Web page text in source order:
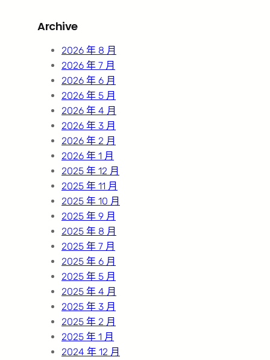
c
Archive
2026 年 8 月
2026 年 7 月
2026 年 6 月
2026 年 5 月
2026 年 4 月
2026 年 3 月
2026 年 2 月
2026 年 1 月
2025 年 12 月
2025 年 11 月
2025 年 10 月
2025 年 9 月
2025 年 8 月
2025 年 7 月
2025 年 6 月
2025 年 5 月
2025 年 4 月
2025 年 3 月
2025 年 2 月
2025 年 1 月
2024 年 12 月